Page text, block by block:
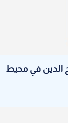
الدين في محيط